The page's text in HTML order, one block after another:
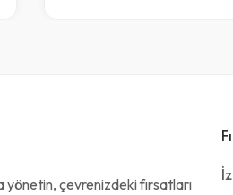
çevrenizdeki fırsatları